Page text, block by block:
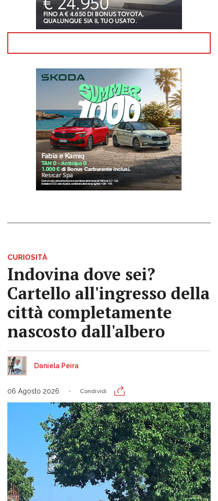
CURIOSITÀ
Indovina dove sei?
Cartello all'ingresso della
città completamente
nascosto dall'albero
Daniela Peira
06 Agosto 2026 Condividi